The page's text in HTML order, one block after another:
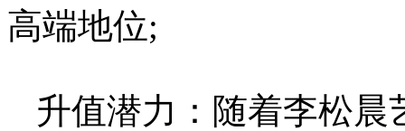
高端地位;
升值潜力：随着李松